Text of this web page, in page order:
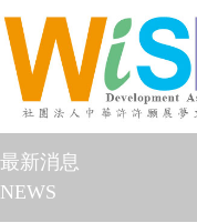
最新消息
NEWS